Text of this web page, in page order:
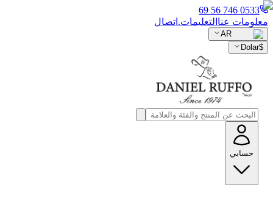
0533 746 56 69
معلومات عنا التعليمات. اتصال
AR
$
Dolar
حسابي